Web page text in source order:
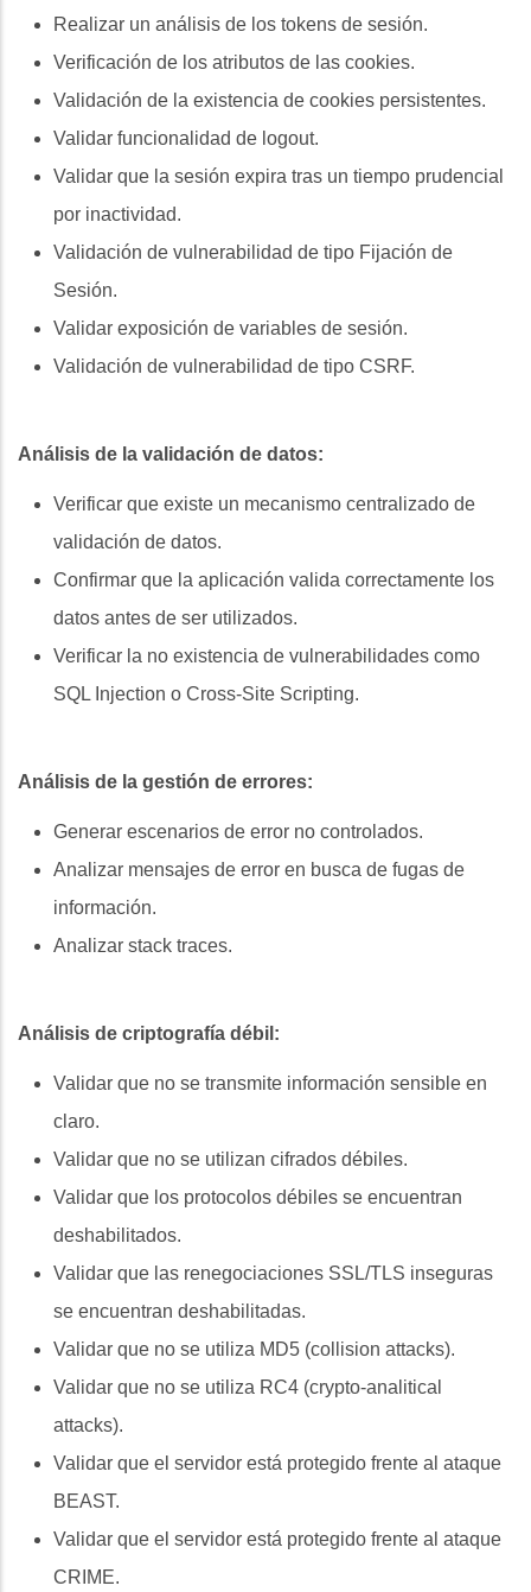
Realizar un análisis de los tokens de sesión.
Verificación de los atributos de las cookies.
Validación de la existencia de cookies persistentes.
Validar funcionalidad de logout.
Validar que la sesión expira tras un tiempo prudencial
por inactividad.
Validación de vulnerabilidad de tipo Fijación de
Sesión.
Validar exposición de variables de sesión.
Validación de vulnerabilidad de tipo CSRF.
Análisis de la validación de datos:
Verificar que existe un mecanismo centralizado de
validación de datos.
Confirmar que la aplicación valida correctamente los
datos antes de ser utilizados.
Verificar la no existencia de vulnerabilidades como
SQL Injection o Cross-Site Scripting.
Análisis de la gestión de errores:
Generar escenarios de error no controlados.
Analizar mensajes de error en busca de fugas de
información.
Analizar stack traces.
Análisis de criptografía débil:
Validar que no se transmite información sensible en
claro.
Validar que no se utilizan cifrados débiles.
Validar que los protocolos débiles se encuentran
deshabilitados.
Validar que las renegociaciones SSL/TLS inseguras
se encuentran deshabilitadas.
Validar que no se utiliza MD5 (collision attacks).
Validar que no se utiliza RC4 (crypto-analitical
attacks).
Validar que el servidor está protegido frente al ataque
BEAST.
Validar que el servidor está protegido frente al ataque
CRIME.